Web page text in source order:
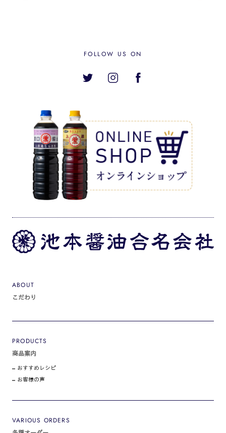
FOLLOW US ON
ABOUT
こだわり
PRODUCTS
商品案内
おすすめレシピ
お客様の声
VARIOUS ORDERS